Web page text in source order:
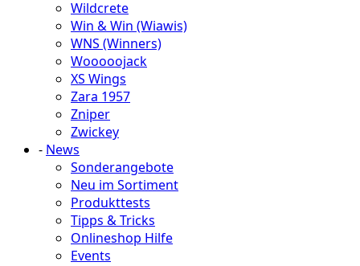
Wildcrete
Win & Win (Wiawis)
WNS (Winners)
Wooooojack
XS Wings
Zara 1957
Zniper
Zwickey
- News
Sonderangebote
Neu im Sortiment
Produkttests
Tipps & Tricks
Onlineshop Hilfe
Events